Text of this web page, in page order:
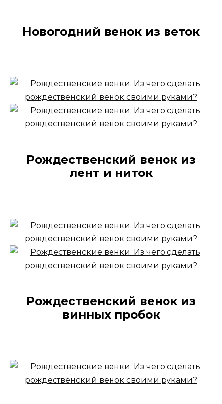
Новогодний венок из веток
Рождественский венок из
лент и ниток
Рождественский венок из
винных пробок